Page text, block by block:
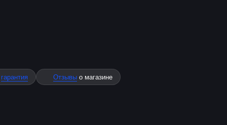
гарантия Отзывы о магазине